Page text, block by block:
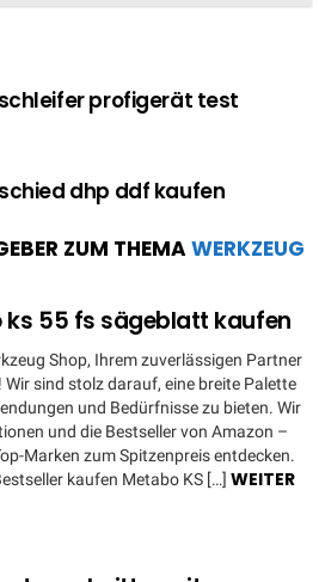
profigerät test
dhp ddf kaufen
ZUM THEMAWERKZEUG
ks 55 fs sägeblatt kaufen
Shop, Ihrem zuverlässigen Partner
sind stolz darauf, eine breite Palette
und Bedürfnisse zu bieten. Wir
und die Bestseller von Amazon –
Marken zum Spitzenpreis entdecken.
kaufen Metabo KS […] WEITER